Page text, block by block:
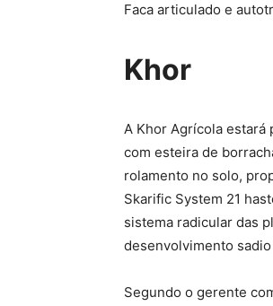
Faca articulado e
Khor
A Khor Agrícola estará
com esteira de
rolamento no solo,
Skarific System 21
sistema radicular das
desenvolvimento
Segundo o gerente